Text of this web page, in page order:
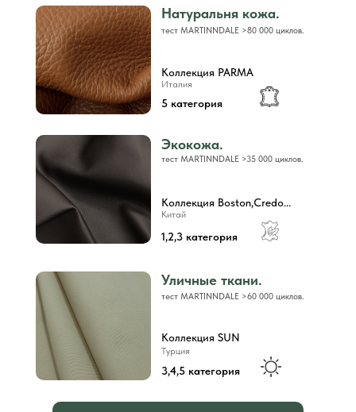
Италия
тест MARTINNDALE >35 000 циклов.
Экокожа.
Коллекция Boston,Credo...
Китай
1,2,3 категория
тест MARTINNDALE >80 000 циклов.
5 категория
Коллекция PARMA
Натуральня кожа.
Коллекция SUN
Турция
3,4,5 категория
тест MARTINNDALE >60 000 циклов.
Уличные ткани.